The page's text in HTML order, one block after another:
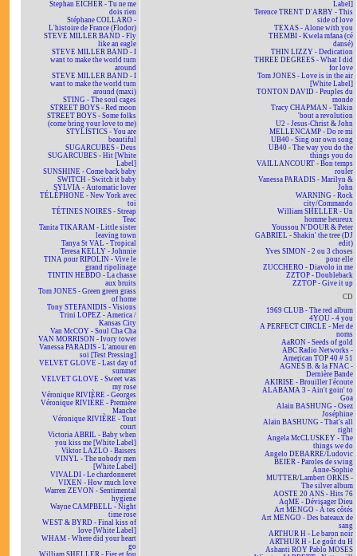
Stephan EICHER - Tu ne me
dois rien
Stéphane COLLARO -
L'histoire de France (Flodor)
STEVE MILLER BAND - Fly
like an eagle
STEVE MILLER BAND - I
want to make the world turn
around
STEVE MILLER BAND - I
want to make the world turn
around (maxi)
STING - The soul cages
STREET BOYS - Red moon
STREET BOYS - Some folks
(come bring your love to me)
STYLISTICS - You are
beautiful
SUGARCUBES - Deus
SUGARCUBES - Hit [White
Label]
SUNSHINE - Come back baby
SWITCH - Switch it baby
SYLVIA - Automatic lover
TÉLÉPHONE - New York avec
toi
TÉTINES NOIRES - Streap
Teac
Tanita TIKARAM - Little sister
leaving town
Tanya St VAL - Tropical
Teresa KELLY - Johnnie
TINA pour RIPOLIN - Vive le
grand ripolinage
TINTIN HEBDO - La chasse
aux bruits
Tom JONES - Green green grass
of home
Tony STEFANIDIS - Visions
Trini LOPEZ - America /
Kansas City
Van McCOY - Soul Cha Cha
VAN MORRISON - Ivory tower
Vanessa PARADIS - L'amour en
soi [Test Pressing]
VELVET GLOVE - Last day of
summer
VELVET GLOVE - Sweet was
my rose
Véronique RIVIÈRE - Georges
Véronique RIVIÈRE - Première
Manche
Véronique RIVIÈRE - Tout
court
Victoria ABRIL - Baby when
you kiss me [White Label]
Viktor LAZLO - Baisers
VINYL - The nobody men
[White Label]
VIVALDI - Le chardonneret
VIXEN - How much love
Warren ZEVON - Sentimental
hygiene
Wayne CAMPBELL - Night
time rose
WEST & BYRD - Final kiss of
love [White Label]
WHAM - Where did your heart
go
William SHELLER - Fier et fou
Label]
Terence TRENT D'ARBY - This
side of love
TEXAS - Alone with you
THEMBI - Kwela mfana (cé
dansé)
THIN LIZZY - Dedication
THREE DEGREES - What I did
for love
Tom JONES - Love is in the air
[White Label]
TONTON DAVID - Peuples du
monde
Tracy CHAPMAN - Talkin
'bout a revolution
U2 - Jesus-Christ & John
MELLENCAMP - Do re mi
UB40 - Sing our own song
UB40 - The way you do the
things you do
VAILLANCOURT - Bon temps
rouler
Vanessa PARADIS - Marilyn &
John
WARNING - Rock
city/Commando
William SHELLER - Un
homme heureux
Youssou N'DOUR & Peter
GABRIEL - Shakin' the tree (DJ
edit)
Yves SIMON - 2 ou 3 choses
pour elle
ZUCCHERO - Diavolo in me
ZZTOP - Doubleback
ZZTOP - Give it up
CD
1969 CLUB - The red album
4YOU - 4 you
A PERFECT CIRCLE - Mer de
noms
AaRON - Seeds of gold
ABC Radio Networks -
American TOP 40 # 51
AGNÈS B. & la FNAC -
Dernière Bande
AKIRISE - Brouiller l'écoute
ALABAMA 3 - Ain't goin' to
Goa
Alain BASHUNG - Osez
Joséphine
Alain BASHUNG - That's all
right
Angela McCLUSKEY - The
things we do
Angelo DEBARRE/Ludovic
BEIER - Paroles de swing
Anne-Sophie
MUTTER/Lambert ORKIS -
The silver album
AOSTE 20 ANS - Hits 76
AqME - Dévisager Dieu
Art MENGO - À tes côtés
Art MENGO - Des bateaux de
sang
ARTHUR H - Le baron noir
ARTHUR H - Le goût du H
Ashanti ROY Pablo MOSES